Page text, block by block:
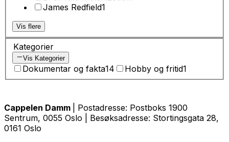
James Redfield1
Vis flere
Kategorier
Vis Kategorier
Dokumentar og fakta14 Hobby og fritid1
Cappelen Damm
| Postadresse: Postboks 1900
Sentrum, 0055 Oslo | Besøksadresse: Stortingsgata 28,
0161 Oslo